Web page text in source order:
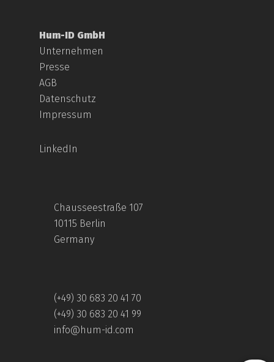
Hum-ID GmbH
Unternehmen
Presse
AGB
Datenschutz
Impressum
LinkedIn
Chausseestraße 107
10115 Berlin
Germany
(+49) 30 683 20 41 70
(+49) 30 683 20 41 99
info@hum-id.com